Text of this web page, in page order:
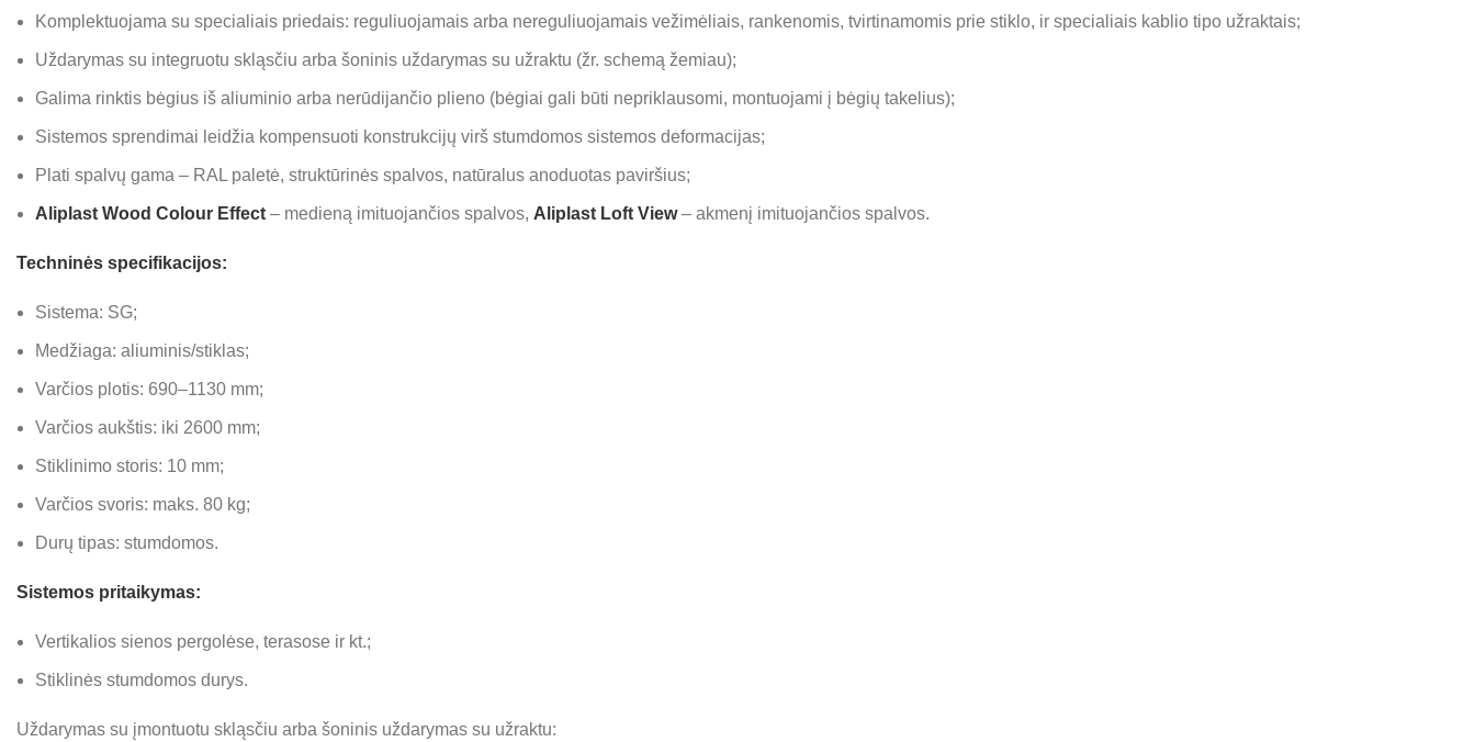
Komplektuojama su specialiais priedais: reguliuojamais arba nereguliuojamais vežimėliais, rankenomis, tvirtinamomis prie stiklo, ir specialiais kablio tipo užraktais;
Uždarymas su integruotu skląsčiu arba šoninis uždarymas su užraktu (žr. schemą žemiau);
Galima rinktis bėgius iš aliuminio arba nerūdijančio plieno (bėgiai gali būti nepriklausomi, montuojami į bėgių takelius);
Sistemos sprendimai leidžia kompensuoti konstrukcijų virš stumdomos sistemos deformacijas;
Plati spalvų gama – RAL paletė, struktūrinės spalvos, natūralus anoduotas paviršius;
Aliplast Wood Colour Effect – medieną imituojančios spalvos, Aliplast Loft View– akmenį imituojančios spalvos.
Techninės specifikacijos:
Sistema: SG;
Medžiaga: aliuminis/stiklas;
Varčios plotis: 690–1130 mm;
Varčios aukštis: iki 2600 mm;
Stiklinimo storis: 10 mm;
Varčios svoris: maks. 80 kg;
Durų tipas: stumdomos.
Sistemos pritaikymas:
Vertikalios sienos pergolėse, terasose ir kt.;
Stiklinės stumdomos durys.
Uždarymas su įmontuotu skląsčiu arba šoninis uždarymas su užraktu: